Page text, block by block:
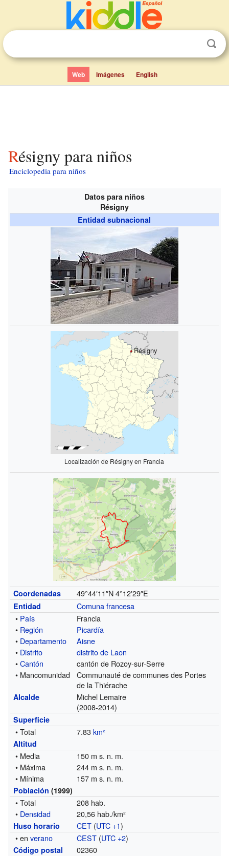
Web Imágenes English
Résigny para niños
Enciclopedia para niños
Datos para niños
Résigny
Entidad subnacional
Résigny
Localización de Résigny en Francia
Coordenadas 49°44′11″N 4°12′29″E
Entidad
Comuna francesa
• País
Francia
• Región
Picardía
• Departamento
Aisne
• Distrito
distrito de Laon
•Cantón
cantón de Rozoy-sur-Serre
• Mancomunidad
Communauté de communes des Portes
de la Thiérache
Alcalde
Michel Lemaire
(2008-2014)
Superficie
• Total 7.83km²
Altitud
• Media
150 m s. n. m.
• Máxima
244 m s. n. m.
• Mínima
157 m s. n. m.
Población (1999)
• Total
208 hab.
• Densidad 20,56 hab./km²
Huso horario CET (UTC +1)
• enverano CEST (UTC +2)
Código postal 02360